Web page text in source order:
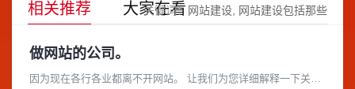
相关推荐 大家在看
关键词： 网站建设 网站建设包括那些
做网站的公司。
因为现在各行各业都离不开网站。 让我们为您详细解释一下关于